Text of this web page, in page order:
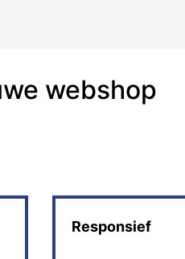
webshop
Responsief